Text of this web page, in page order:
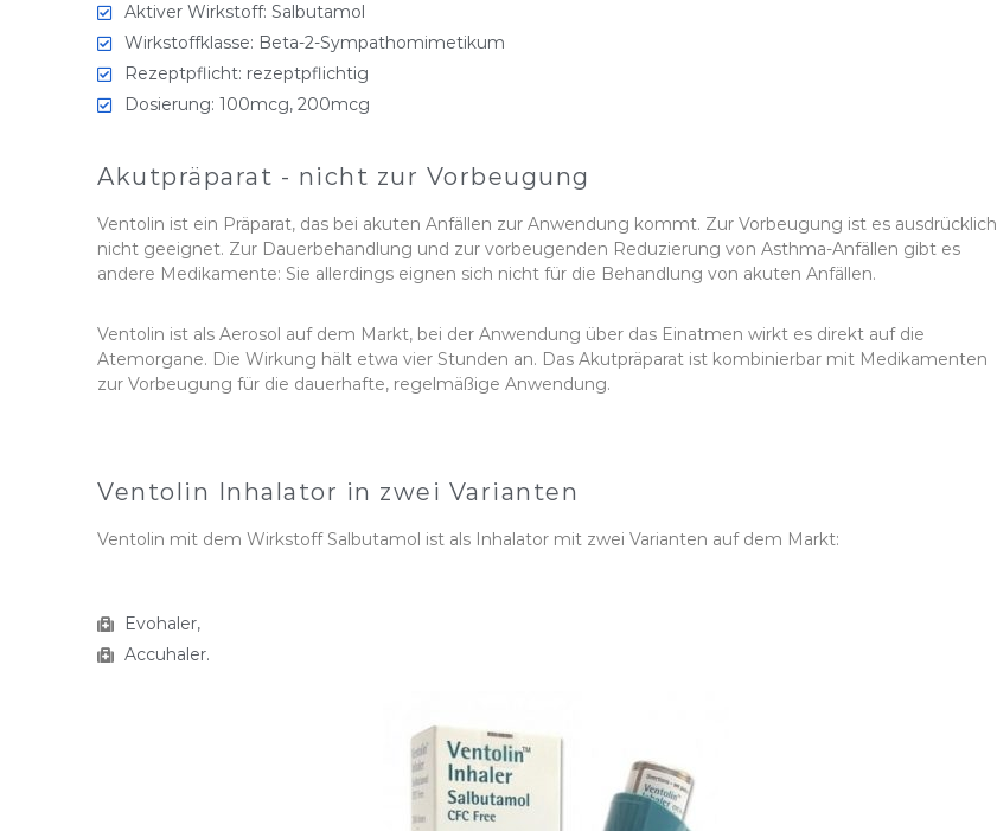
Aktiver Wirkstoff: Salbutamol
Wirkstoffklasse: Beta-2-Sympathomimetikum
Rezeptpflicht: rezeptpflichtig
Dosierung: 100mcg, 200mcg
Akutpräparat - nicht zur Vorbeugung
Ventolin ist ein Präparat, das bei akuten Anfällen zur Anwendung kommt. Zur Vorbeugung ist es ausdrücklich
nicht geeignet. Zur Dauerbehandlung und zur vorbeugenden Reduzierung von Asthma-Anfällen gibt es
andere Medikamente: Sie allerdings eignen sich nicht für die Behandlung von akuten Anfällen.
Ventolin ist als Aerosol auf dem Markt, bei der Anwendung über das Einatmen wirkt es direkt auf die
Atemorgane. Die Wirkung hält etwa vier Stunden an. Das Akutpräparat ist kombinierbar mit Medikamenten
zur Vorbeugung für die dauerhafte, regelmäßige Anwendung.
Ventolin Inhalator in zwei Varianten
Ventolin mit dem Wirkstoff Salbutamol ist als Inhalator mit zwei Varianten auf dem Markt:
Evohaler,
Accuhaler.